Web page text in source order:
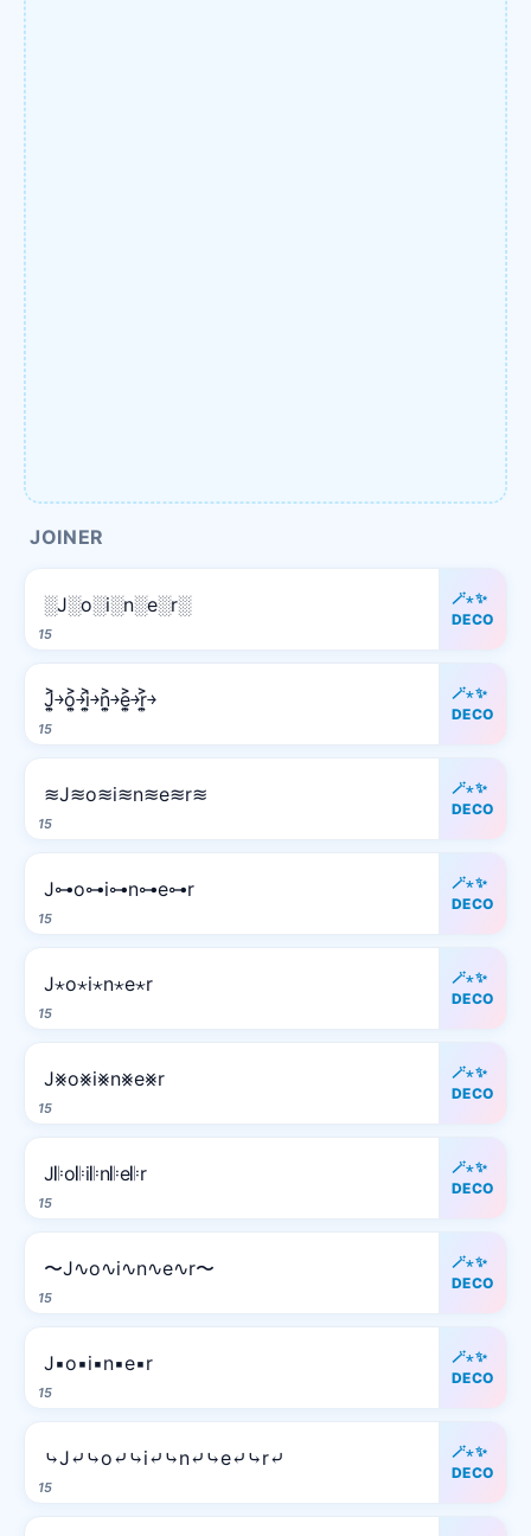
JOINER
15
░J░o░i░n░e░r░
🪄⋆✨
DECO
15
J͎͍͐￫o͎͍͐￫i͎͍͐￫n͎͍͐￫e͎͍͐￫r͎͍͐￫
🪄⋆✨
DECO
15
≋J≋o≋i≋n≋e≋r≋
🪄⋆✨
DECO
15
J⊶o⊶i⊶n⊶e⊶r
🪄⋆✨
DECO
15
J⋆o⋆i⋆n⋆e⋆r
🪄⋆✨
DECO
15
J⨳o⨳i⨳n⨳e⨳r
🪄⋆✨
DECO
15
J𝄆o𝄆i𝄆n𝄆e𝄆r
🪄⋆✨
DECO
15
〜J∿o∿i∿n∿e∿r〜
🪄⋆✨
DECO
15
J▪o▪i▪n▪e▪r
🪄⋆✨
DECO
15
⤷J⤶⤷o⤶⤷i⤶⤷n⤶⤷e⤶⤷r⤶
🪄⋆✨
DECO